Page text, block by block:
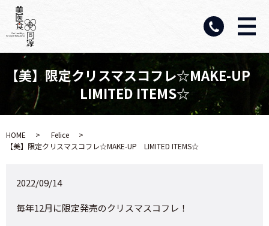
【美】限定クリスマスコフレ☆MAKE-UP
LIMITED ITEMS☆
HOME
Felice
【美】限定クリスマスコフレ☆MAKE-UP LIMITED ITEMS☆
2022/09/14
毎年12月に限定発売のクリスマスコフレ！